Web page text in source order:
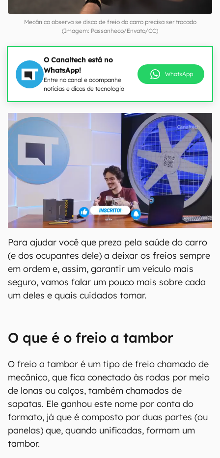
Mecânico observa se disco de freio do carro precisa ser trocado
(Imagem: Passanheco/Envato/CC)
O Canaltech está no
WhatsApp!
Entre no canal e acompanhe
notícias e dicas de tecnologia
WhatsApp
Para ajudar você que preza pela saúde do carro
(e dos ocupantes dele) a deixar os freios sempre
em ordem e, assim, garantir um veículo mais
seguro, vamos falar um pouco mais sobre cada
um deles e quais cuidados tomar.‌
O que é o freio a tambor
O freio a tambor é um tipo de freio chamado de
mecânico, que fica conectado às rodas por meio
de lonas ou calços, também chamados de
sapatas. Ele ganhou este nome por conta do
formato, já que é composto por duas partes (ou
panelas) que, quando unificadas, formam um
tambor.